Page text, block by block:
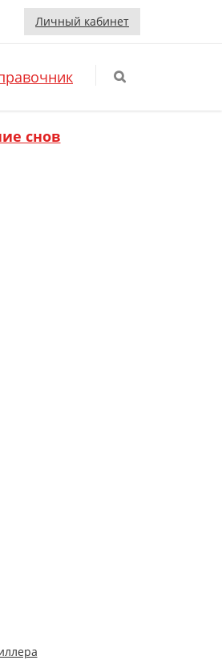
Личный кабинет
снов